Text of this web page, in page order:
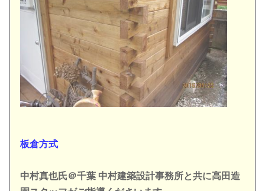
板倉方式
中村真也氏＠千葉 中村建築設計事務所と共に高田造